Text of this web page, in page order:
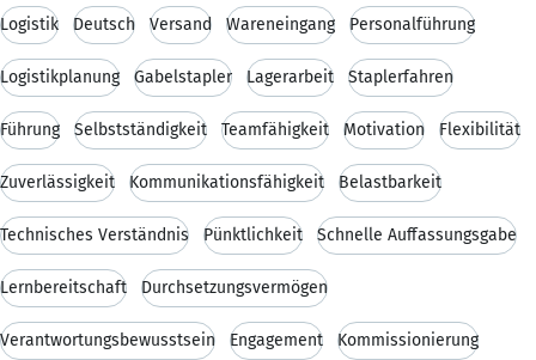
Logistik Deutsch Versand Wareneingang Personalführung
Logistikplanung Gabelstapler Lagerarbeit Staplerfahren
Führung Selbstständigkeit Teamfähigkeit Motivation Flexibilität
Zuverlässigkeit Kommunikationsfähigkeit Belastbarkeit
Technisches Verständnis Pünktlichkeit Schnelle Auffassungsgabe
Lernbereitschaft Durchsetzungsvermögen
Verantwortungsbewusstsein Engagement Kommissionierung